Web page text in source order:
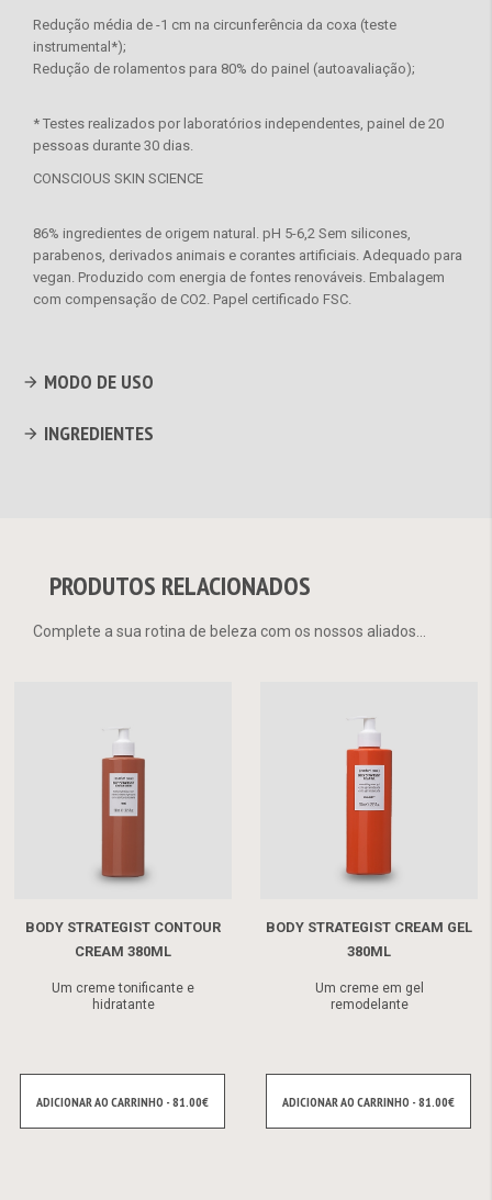
Redução média de -1 cm na circunferência da coxa (teste
instrumental*);
Redução de rolamentos para 80% do painel (autoavaliação);
* Testes realizados por laboratórios independentes, painel de 20
pessoas durante 30 dias.
CONSCIOUS SKIN SCIENCE
86% ingredientes de origem natural. pH 5-6,2 Sem silicones,
parabenos, derivados animais e corantes artificiais. Adequado para
vegan. Produzido com energia de fontes renováveis. Embalagem
com compensação de CO2. Papel certificado FSC.
MODO DE USO
INGREDIENTES
PRODUTOS RELACIONADOS
Complete a sua rotina de beleza com os nossos aliados...
BODY STRATEGIST CONTOUR
CREAM 380ML
Um creme tonificante e
hidratante
ADICIONAR AO CARRINHO - 81.00€
BODY STRATEGIST CREAM GEL
380ML
Um creme em gel
remodelante
ADICIONAR AO CARRINHO - 81.00€